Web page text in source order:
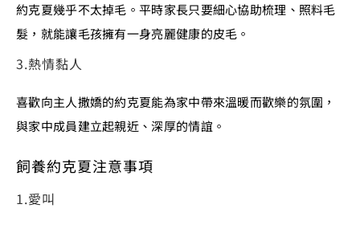
約克夏幾乎不太掉毛。平時家長只要細心協助梳理、照料毛
髮，就能讓毛孩擁有一身亮麗健康的皮毛。
3.熱情黏人
喜歡向主人撒嬌的約克夏能為家中帶來溫暖而歡樂的氛圍，
與家中成員建立起親近、深厚的情誼。
飼養約克夏注意事項
1.愛叫